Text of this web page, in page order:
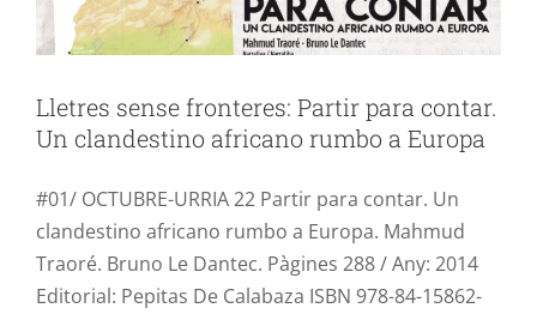
Lletres sense fronteres: Partir para contar.
Un clandestino africano rumbo a Europa
#01/ OCTUBRE-URRIA 22 Partir para contar. Un
clandestino africano rumbo a Europa. Mahmud
Traoré. Bruno Le Dantec. Pàgines 288 / Any: 2014
Editorial: Pepitas De Calabaza ISBN 978-84-15862-